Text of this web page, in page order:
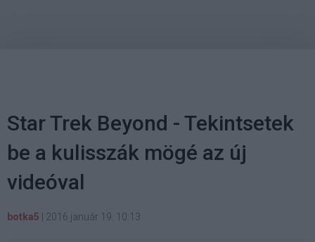
Star Trek Beyond - Tekintsetek
be a kulisszák mögé az új
videóval
botka5 2016 január 19. 10:13